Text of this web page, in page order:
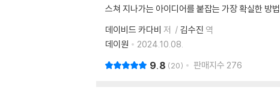
스쳐 지나가는 아이디어를 붙잡는 가장 확실한 방법
데이비드 카다비 저 김수진 역
데이원
2024.10.08.
9.8 20 판매지수 276